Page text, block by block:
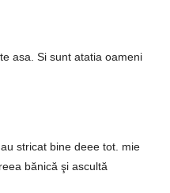
asa. Si sunt atatia oameni
stricat bine deee tot. mie
bănică şi ascultă